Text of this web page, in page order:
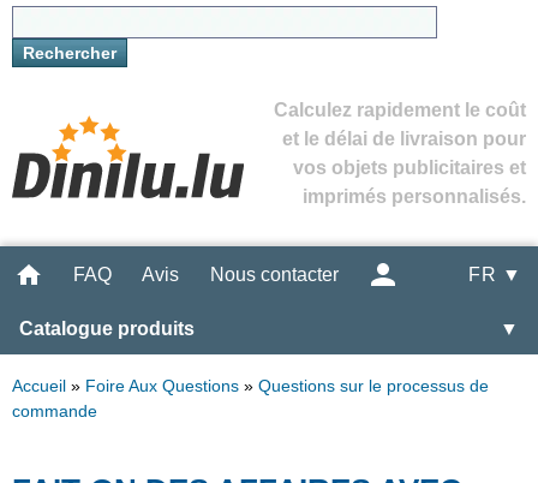
Calculez rapidement le coût
et le délai de livraison pour
vos objets publicitaires et
imprimés personnalisés.
FAQ Avis Nous contacter FR ▼
Catalogue produits ▼
Accueil » Foire Aux Questions » Questions sur le processus de
commande